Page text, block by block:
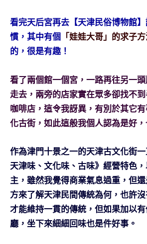
看完天后宮再去 【天津民俗博物館
慣，其中有個
「娃娃大哥」的求子
的，很是有趣！
看了兩個館一個宮，一路再往另一頭
走去，兩旁的店家實在眾多卻找不
咖啡店，這令我訝異，有別於其它
化古街，如此這般我個人認為是好，
作為津門十景之一的天津古文化街一
天津味、文化味、古味》經營特色
主，雖然我覺得商業氣息過重，但
方來了解天津民間傳統為何，也許
才能維持一貫的傳統，但如果加以
廳，坐下來細細回味也是件好事。